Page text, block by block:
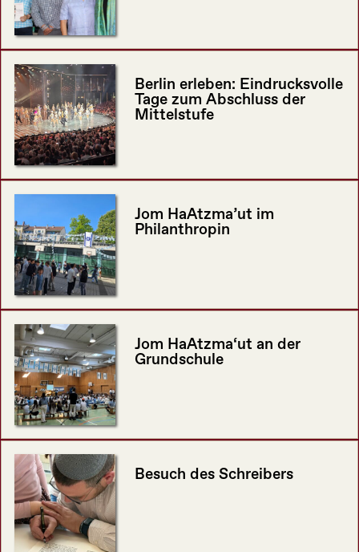
Berlin erleben: Eindrucksvolle
Tage zum Abschluss der
Mittelstufe
Jom HaAtzma’ut im
Philanthropin
Jom HaAtzma‘ut an der
Grundschule
Besuch des Schreibers